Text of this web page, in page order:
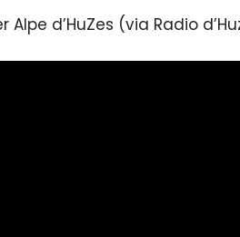
Alpe d’HuZes (via Radio